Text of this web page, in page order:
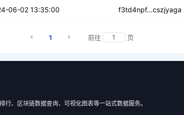
06-02 13:35:00 f3td4npf...cszjyaga
1 前往 页
、区块链数据查询、可视化图表等一站式数据服务。